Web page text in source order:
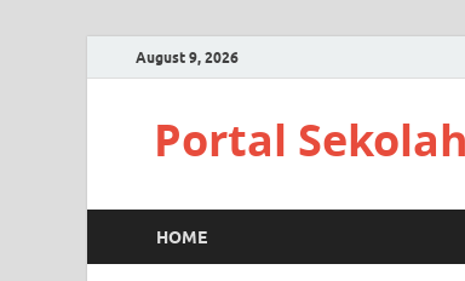
August 9, 2026
Portal Sekolah
HOME